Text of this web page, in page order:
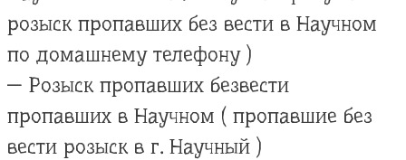
розыск пропавших без вести в Научном
по домашнему телефону )
— Розыск пропавших безвести
пропавших в Научном ( пропавшие без
вести розыск в г. Научный )